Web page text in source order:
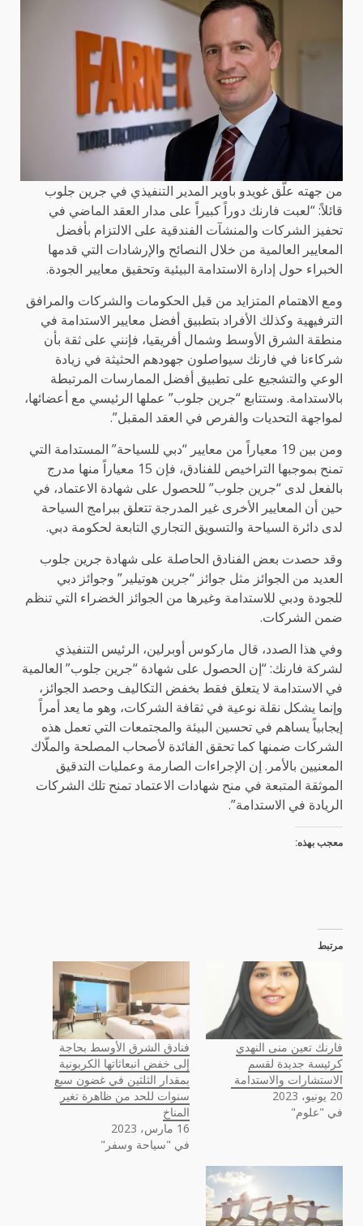
من جهته علّق غويدو باوير المدير التنفيذي في جرين جلوب
قائلاً: “لعبت فارنك دوراً كبيراً على مدار العقد الماضي في
تحفيز الشركات والمنشآت الفندقية على الالتزام بأفضل
المعايير العالمية من خلال النصائح والإرشادات التي قدمها
الخبراء حول إدارة الاستدامة البيئية وتحقيق معايير الجودة.
ومع الاهتمام المتزايد من قبل الحكومات والشركات والمرافق
الترفيهية وكذلك الأفراد بتطبيق أفضل معايير الاستدامة في
منطقة الشرق الأوسط وشمال أفريقيا، فإنني على ثقة بأن
شركاءنا في فارنك سيواصلون جهودهم الحثيثة في زيادة
الوعي والتشجيع على تطبيق أفضل الممارسات المرتبطة
بالاستدامة. وستتابع “جرين جلوب” عملها الرئيسي مع أعضائها،
لمواجهة التحديات والفرص في العقد المقبل”.
ومن بين 19 معياراً من معايير “دبي للسياحة” المستدامة التي
تمنح بموجبها التراخيص للفنادق، فإن 15 معياراً منها مدرج
بالفعل لدى “جرين جلوب” للحصول على شهادة الاعتماد، في
حين أن المعايير الأخرى غير المدرجة تتعلق ببرامج السياحة
لدى دائرة السياحة والتسويق التجاري التابعة لحكومة دبي.
وقد حصدت بعض الفنادق الحاصلة على شهادة جرين جلوب
العديد من الجوائز مثل جوائز “جرين هوتيلير” وجوائز دبي
للجودة ودبي للاستدامة وغيرها من الجوائز الخضراء التي تنظم
ضمن الشركات.
وفي هذا الصدد، قال ماركوس أوبرلين، الرئيس التنفيذي
لشركة فارنك: “إن الحصول على شهادة “جرين جلوب” العالمية
في الاستدامة لا يتعلق فقط بخفض التكاليف وحصد الجوائز،
وإنما يشكل نقلة نوعية في ثقافة الشركات، وهو ما يعد أمراً
إيجابياً يساهم في تحسين البيئة والمجتمعات التي تعمل هذه
الشركات ضمنها كما تحقق الفائدة لأصحاب المصلحة والملّاك
المعنيين بالأمر. إن الإجراءات الصارمة وعمليات التدقيق
الموثقة المتبعة في منح شهادات الاعتماد تمنح تلك الشركات
الريادة في الاستدامة”.
معجب بهذه:
مرتبط
فارنك تعين منى النهدي
كرئيسة جديدة لقسم
الاستشارات والاستدامة
20 يونيو، 2023
في "علوم"
فنادق الشرق الأوسط بحاجة
إلى خفض انبعاثاتها الكربونية
بمقدار الثلثين في غضون سبع
سنوات للحد من ظاهرة تغير
المناخ
16 مارس، 2023
في "سياحة وسفر"